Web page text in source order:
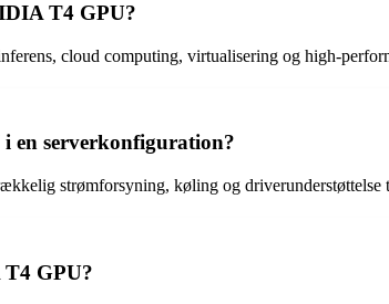
T4 GPU?
cloud computing, virtualisering og high-
en serverkonfiguration?
strømforsyning, køling og
GPU?